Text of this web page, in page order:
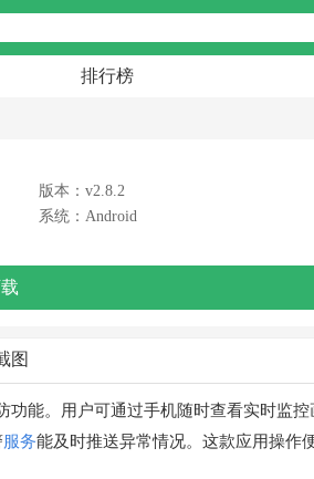
排行榜
版本：v2.8.2
系统：Android
图
能。用户可通过手机随时查看实时监
服务能及时推送异常情况。这款应用操作